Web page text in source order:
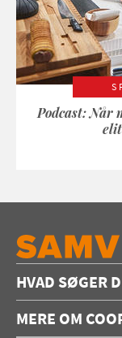
Podcast: Når
HVAD SØGER
Opskrifter
MERE OM